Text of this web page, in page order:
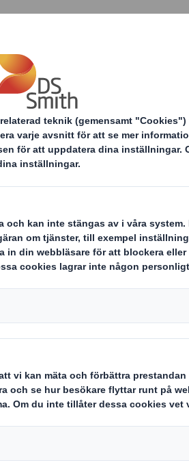
Om oss
...